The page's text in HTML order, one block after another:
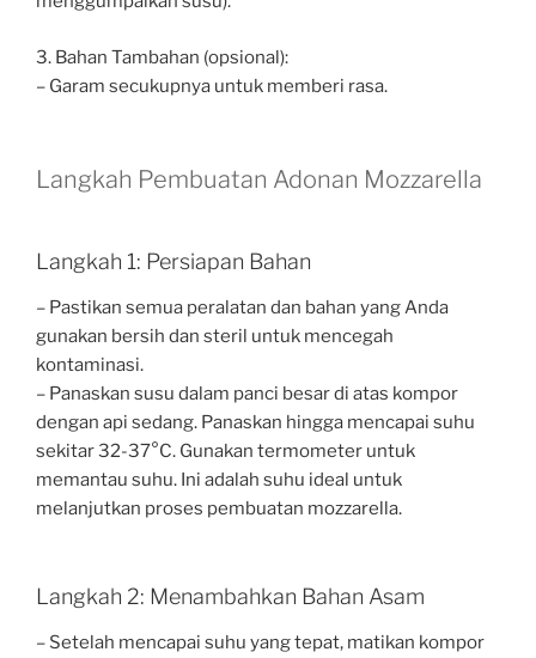
3. Bahan Tambahan (opsional):
– Garam secukupnya untuk memberi rasa.
Langkah Pembuatan Adonan Mozzarella
Langkah 1: Persiapan Bahan
– Pastikan semua peralatan dan bahan yang Anda
gunakan bersih dan steril untuk mencegah
kontaminasi.
– Panaskan susu dalam panci besar di atas kompor
dengan api sedang. Panaskan hingga mencapai suhu
sekitar 32-37°C. Gunakan termometer untuk
memantau suhu. Ini adalah suhu ideal untuk
melanjutkan proses pembuatan mozzarella.
Langkah 2: Menambahkan Bahan Asam
– Setelah mencapai suhu yang tepat, matikan kompor